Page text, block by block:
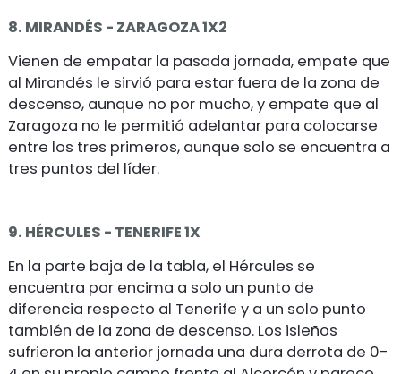
8. MIRANDÉS - ZARAGOZA 1X2
Vienen de empatar la pasada jornada, empate que
al Mirandés le sirvió para estar fuera de la zona de
descenso, aunque no por mucho, y empate que al
Zaragoza no le permitió adelantar para colocarse
entre los tres primeros, aunque solo se encuentra a
tres puntos del líder.
9. HÉRCULES - TENERIFE 1X
En la parte baja de la tabla, el Hércules se
encuentra por encima a solo un punto de
diferencia respecto al Tenerife y a un solo punto
también de la zona de descenso. Los isleños
sufrieron la anterior jornada una dura derrota de 0-